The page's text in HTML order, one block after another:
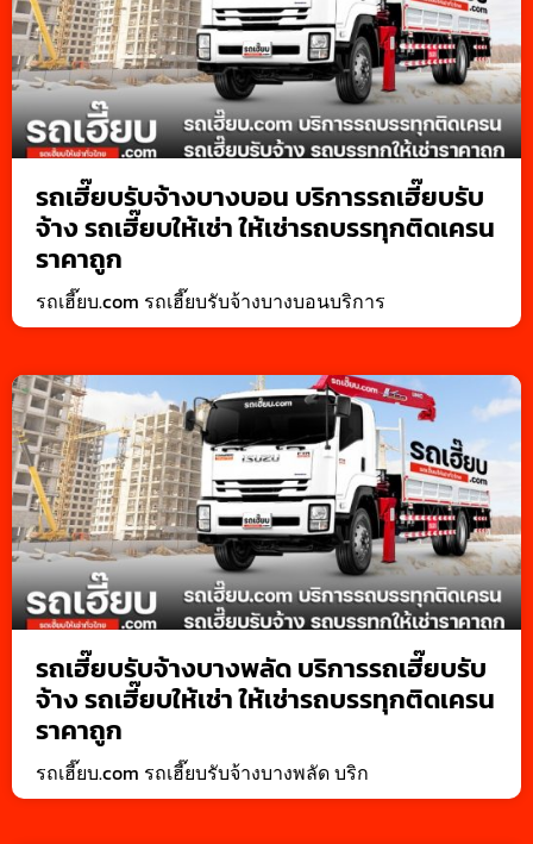
รถเฮี๊ยบรับจ้างบางบอน บริการรถเฮี๊ยบรับ
จ้าง รถเฮี๊ยบให้เช่า ให้เช่ารถบรรทุกติดเครน
ราคาถูก
รถเฮี๊ยบ.com รถเฮี๊ยบรับจ้างบางบอนบริการ
รถเฮี๊ยบรับจ้างบางพลัด บริการรถเฮี๊ยบรับ
จ้าง รถเฮี๊ยบให้เช่า ให้เช่ารถบรรทุกติดเครน
ราคาถูก
รถเฮี๊ยบ.com รถเฮี๊ยบรับจ้างบางพลัด บริก